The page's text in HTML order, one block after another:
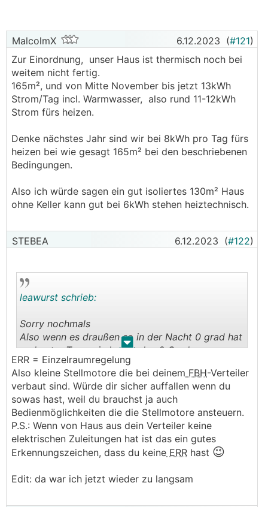
Vorlaufsoll: 29
Vorlauf-Ist: 29
Ich heize mein Haus auf 20 Grad.
Bitte geben Sie mir Bescheid, wenn ich weitere
Daten liefern soll.
Mir kommt der Verbrauch so extrem hoch vor ...
Vielen Dank!
MalcolmX 6.12.2023 (#121)
Zur Einordnung, unser Haus ist thermisch noch bei
weitem nicht fertig.
165m², und von Mitte November bis jetzt 13kWh
Strom/Tag incl. Warmwasser, also rund 11-12kWh
Strom fürs heizen.
Denke nächstes Jahr sind wir bei 8kWh pro Tag fürs
heizen bei wie gesagt 165m² bei den beschriebenen
Bedingungen.
Also ich würde sagen ein gut isoliertes 130m² Haus
ohne Keller kann gut bei 6kWh stehen heiztechnisch.
STEBEA 6.12.2023 (#122)
. .
leawurst schrieb:
Sorry nochmals
Also wenn es draußen so in der Nacht 0 grad hat
und unter Tags wie heute plus 2 Grad
Ich eine gutes isoliertes Haus habe wie
geschrieben und 130 m2 Wohnfläche
Wie hochsollte der Verbrauch an solchen Tagen
sein???
Und was heißt EER und EFH??
Danke für die Hilfe
Jürgen
ERR = Einzelraumregelung
Also kleine Stellmotore die bei deinem FBH-Verteiler
verbaut sind. Würde dir sicher auffallen wenn du
sowas hast, weil du brauchst ja auch
Bedienmöglichkeiten die die Stellmotore ansteuern.
P.S.: Wenn von Haus aus dein Verteiler keine
elektrischen Zuleitungen hat ist das ein gutes
Erkennungszeichen, dass du keine ERR hast 😉
Edit: da war ich jetzt wieder zu langsam